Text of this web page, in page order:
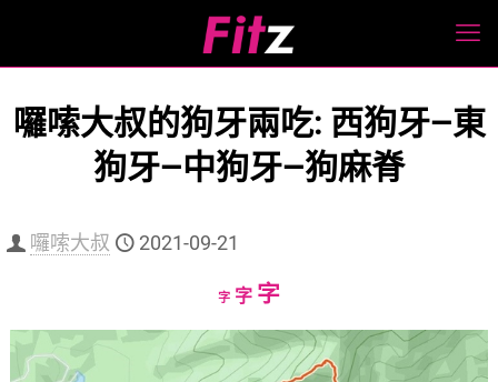
囉嗦大叔的狗牙兩吃: 西狗牙—東
狗牙—中狗牙—狗麻脊
囉嗦大叔 2021-09-21
字Decrease
size.
字Reset
size.
字Increase
size.